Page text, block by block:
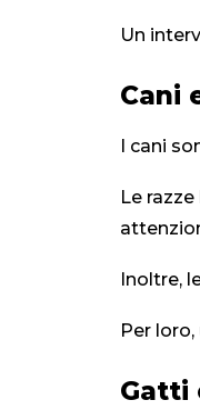
Un
Cani
I cani
Le
Inoltre,
Per
Gatti